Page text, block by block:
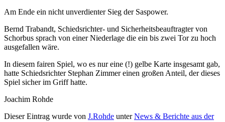
Am Ende ein nicht unverdienter Sieg der Saspower.
Bernd Trabandt, Schiedsrichter- und Sicherheitsbeauftragter von
Schorbus sprach von einer Niederlage die ein bis zwei Tor zu hoch
ausgefallen wäre.
In diesem fairen Spiel, wo es nur eine (!) gelbe Karte insgesamt gab,
hatte Schiedsrichter Stephan Zimmer einen großen Anteil, der dieses
Spiel sicher im Griff hatte.
Joachim Rohde
Dieser Eintrag wurde von J.Rohde unterNews & Berichte aus der